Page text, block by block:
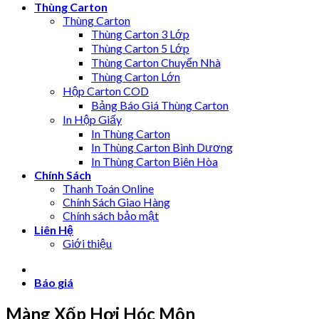
Thùng Carton
Thùng Carton
Thùng Carton 3 Lớp
Thùng Carton 5 Lớp
Thùng Carton Chuyển Nhà
Thùng Carton Lớn
Hộp Carton COD
Bảng Báo Giá Thùng Carton
In Hộp Giấy
In Thùng Carton
In Thùng Carton Bình Dương
In Thùng Carton Biên Hòa
Chính Sách
Thanh Toán Online
Chính Sách Giao Hàng
Chính sách bảo mật
Liên Hệ
Giới thiệu
Báo giá
Màng Xốp Hơi Hóc Môn